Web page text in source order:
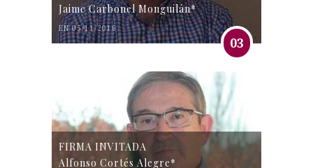
Jaime Carbonel Monguilán*
EN 05/11/2016
03
FIRMA INVITADA
Alfonso Cortés Alegre*